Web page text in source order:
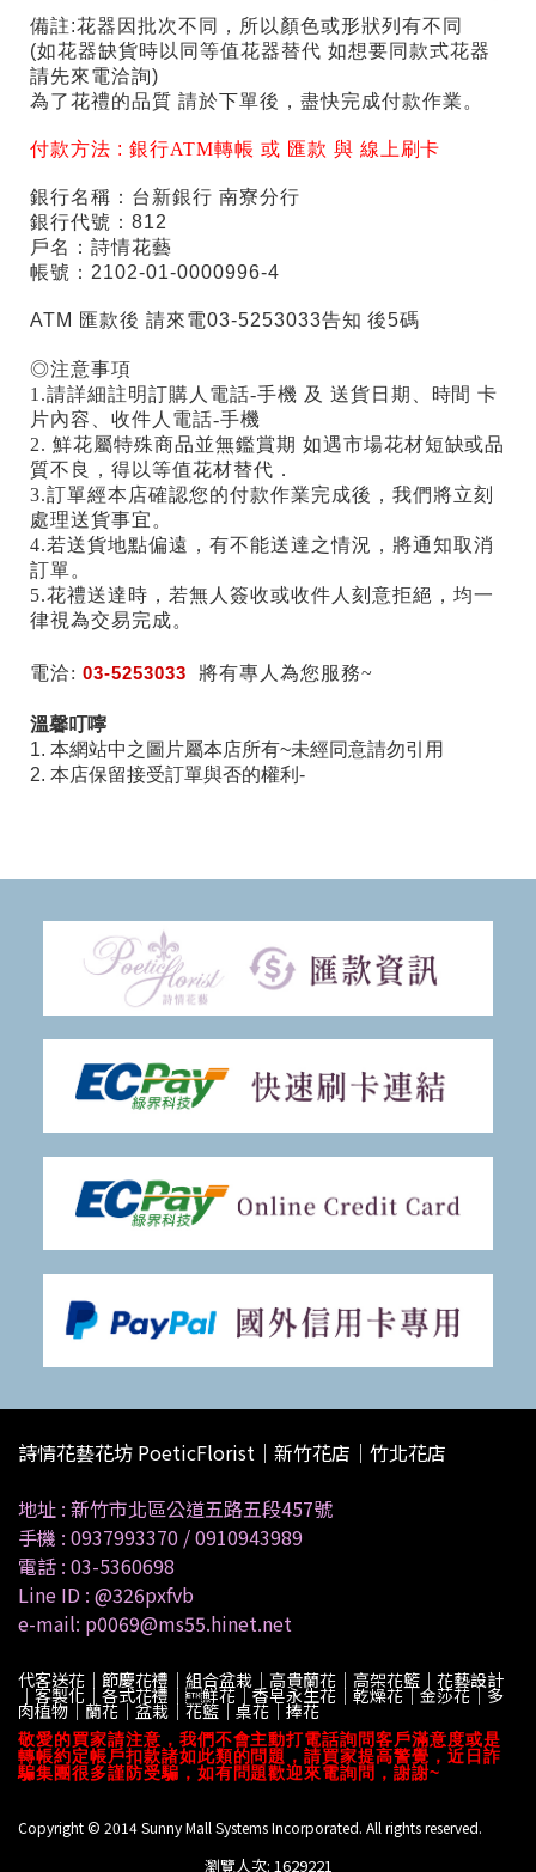
備註:花器因批次不同，所以顏色或形狀列有不同
(如花器缺貨時以同等值花器替代 如想要同款式花器
請先來電洽詢)
為了花禮的品質 請於下單後，盡快完成付款作業。
付款方法 :銀行ATM轉帳 或 匯款 與 線上刷卡
銀行名稱：台新銀行 南寮分行
銀行代號：812
戶名：詩情花藝
帳號：2102-01-0000996-4
ATM 匯款後 請來電03-5253033告知 後5碼
◎注意事項
1.請詳細註明訂購人電話-手機 及 送貨日期、時間 卡
片內容、收件人電話-手機
2. 鮮花屬特殊商品並無鑑賞期 如遇市場花材短缺或品
質不良，得以等值花材替代．
3.訂單經本店確認您的付款作業完成後，我們將立刻
處理送貨事宜。
4.若送貨地點偏遠，有不能送達之情況，將通知取消
訂單。
5.花禮送達時，若無人簽收或收件人刻意拒絕，均一
律視為交易完成。
電洽:03-5253033 將有專人為您服務~
溫馨叮嚀
1. 本網站中之圖片屬本店所有~未經同意請勿引用
2. 本店保留接受訂單與否的權利-
詩情花藝花坊 PoeticFlorist｜新竹花店｜竹北花店
地址 : 新竹市北區公道五路五段457號
手機 : 0937993370 /0910943989
電話 : 03-5360698
Line ID : @326pxfvb
e-mail: p0069@ms55.hinet.net
代客送花｜節慶花禮｜組合盆栽｜高貴蘭花｜高架花籃｜花藝設計
｜客製化｜各式花禮｜鮮花｜香皂永生花｜乾燥花｜金莎花｜多
肉植物｜蘭花｜盆栽｜花籃｜桌花｜捧花
敬愛的買家請注意，我們不會主動打電話詢問客戶滿意度或是
轉帳約定帳戶扣款諸如此類的問題，請買家提高警覺，近日詐
騙集團很多謹防受騙，如有問題歡迎來電詢問，謝謝~
Copyright © 2014 Sunny Mall Systems Incorporated. All rights reserved.
瀏覽人次: 1629221